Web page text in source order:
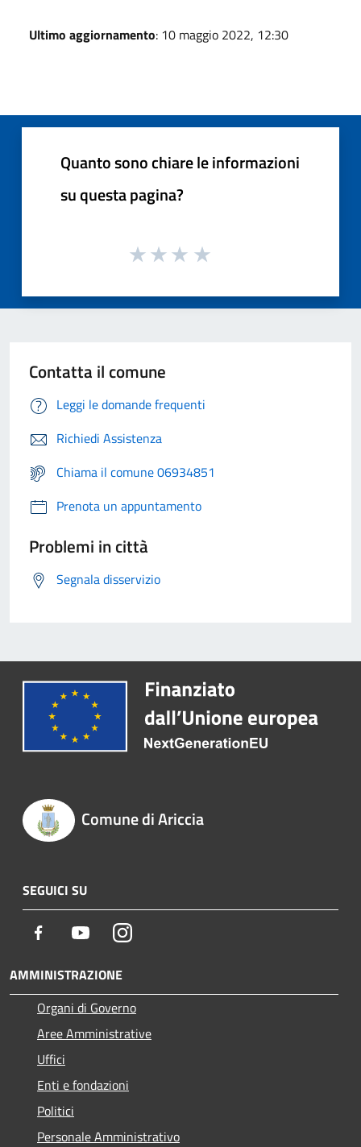
Ultimo aggiornamento: 10 maggio 2022, 12:30
Quanto sono chiare le informazioni
su questa pagina?
Contatta il comune
Leggi le domande frequenti
Richiedi Assistenza
Chiama il comune 06934851
Prenota un appuntamento
Problemi in città
Segnala disservizio
Comune di Ariccia
SEGUICI SU
Facebook YoutubeInstagram
AMMINISTRAZIONE
Organi di Governo
Aree Amministrative
Uffici
Enti e fondazioni
Politici
Personale Amministrativo